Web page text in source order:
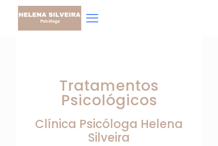
Tratamentos
Psicológicos
Clínica Psicóloga Helena
Silveira